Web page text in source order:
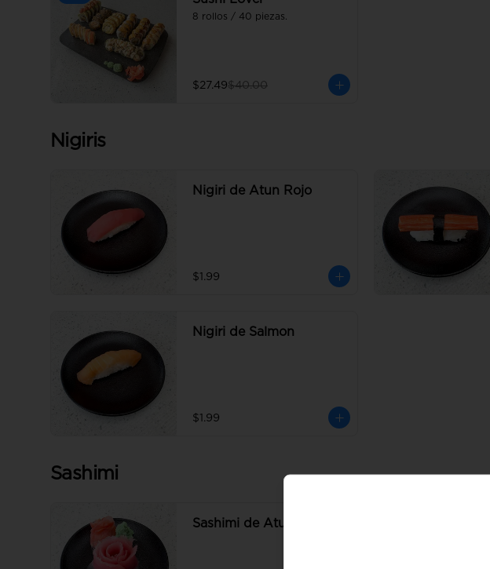
8 rollos / 40 piezas.
$27.49$40.00
Nigiris
Nigiri de Atun Rojo
$1.99
Nigiri de Salmon
$1.99
Sashimi
Sashimi de Atun Rojo